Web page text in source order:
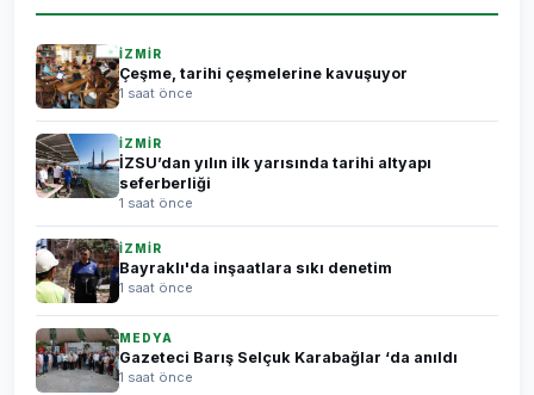
İZMİR
Çeşme, tarihi çeşmelerine kavuşuyor
1 saat önce
İZMİR
İZSU’dan yılın ilk yarısında tarihi altyapı
seferberliği
1 saat önce
İZMİR
Bayraklı'da inşaatlara sıkı denetim
1 saat önce
MEDYA
Gazeteci Barış Selçuk Karabağlar ‘da anıldı
1 saat önce